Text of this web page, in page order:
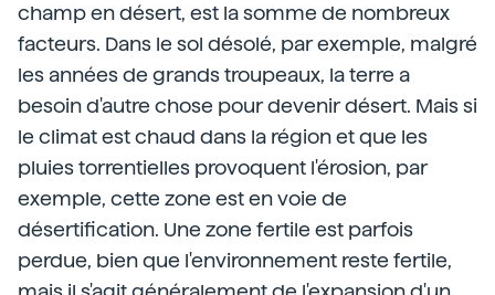
champ en désert, est la somme de nombreux
facteurs. Dans le sol désolé, par exemple, malgré
les années de grands troupeaux, la terre a
besoin d'autre chose pour devenir désert. Mais si
le climat est chaud dans la région et que les
pluies torrentielles provoquent l'érosion, par
exemple, cette zone est en voie de
désertification. Une zone fertile est parfois
perdue, bien que l'environnement reste fertile,